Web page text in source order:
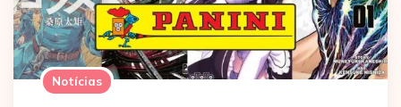
Notícias